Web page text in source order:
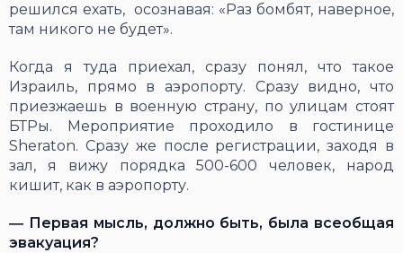
решился ехать, осознавая: «Раз бомбят, наверное,
там никого не будет».
Когда я туда приехал, сразу понял, что такое
Израиль, прямо в аэропорту. Сразу видно, что
приезжаешь в военную страну, по улицам стоят
БТРы. Мероприятие проходило в гостинице
Sheraton. Сразу же после регистрации, заходя в
зал, я вижу порядка 500-600 человек, народ
кишит, как в аэропорту.
― Первая мысль, должно быть, была всеобщая
эвакуация?